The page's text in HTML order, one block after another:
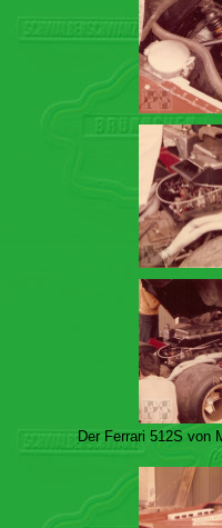
Der Ferrari 512S von